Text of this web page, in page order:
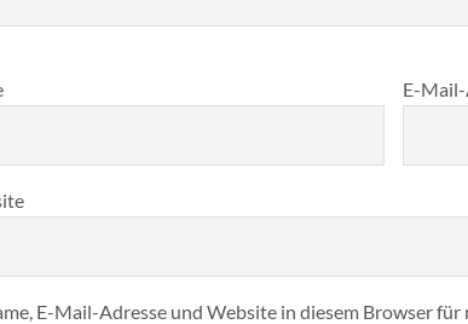
E-
E-Mail-Adresse und Website in diesem Browser